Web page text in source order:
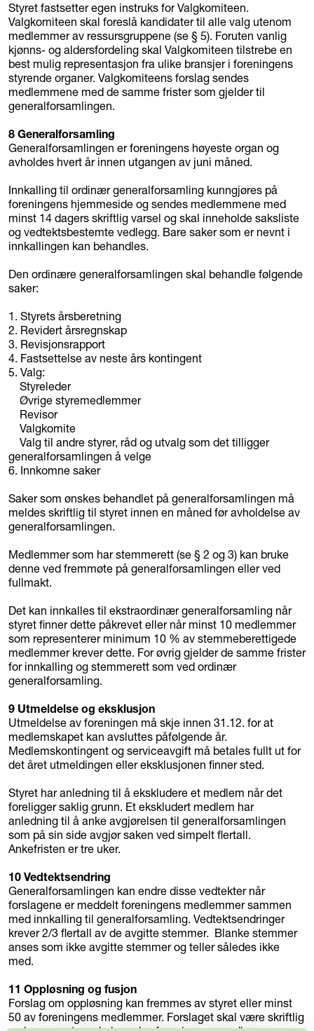
Styret fastsetter egen instruks for Valgkomiteen.
Valgkomiteen skal foreslå kandidater til alle valg utenom
medlemmer av ressursgruppene (se § 5). Foruten vanlig
kjønns- og aldersfordeling skal Valgkomiteen tilstrebe en
best mulig representasjon fra ulike bransjer i foreningens
styrende organer. Valgkomiteens forslag sendes
medlemmene med de samme frister som gjelder til
generalforsamlingen.
8 Generalforsamling
Generalforsamlingen er foreningens høyeste organ og
avholdes hvert år innen utgangen av juni måned.
Innkalling til ordinær generalforsamling kunngjøres på
foreningens hjemmeside og sendes medlemmene med
minst 14 dagers skriftlig varsel og skal inneholde saksliste
og vedtektsbestemte vedlegg. Bare saker som er nevnt i
innkallingen kan behandles.
Den ordinære generalforsamlingen skal behandle følgende
saker:
1. Styrets årsberetning
2. Revidert årsregnskap
3. Revisjonsrapport
4. Fastsettelse av neste års kontingent
5. Valg:
Styreleder
Øvrige styremedlemmer
Revisor
Valgkomite
Valg til andre styrer, råd og utvalg som det tilligger
generalforsamlingen å velge
6. Innkomne saker
Saker som ønskes behandlet på generalforsamlingen må
meldes skriftlig til styret innen en måned før avholdelse av
generalforsamlingen.
Medlemmer som har stemmerett (se § 2 og 3) kan bruke
denne ved fremmøte på generalforsamlingen eller ved
fullmakt.
Det kan innkalles til ekstraordinær generalforsamling når
styret finner dette påkrevet eller når minst 10 medlemmer
som representerer minimum 10 % av stemmeberettigede
medlemmer krever dette. For øvrig gjelder de samme frister
for innkalling og stemmerett som ved ordinær
generalforsamling.
9 Utmeldelse og eksklusjon
Utmeldelse av foreningen må skje innen 31.12. for at
medlemskapet kan avsluttes påfølgende år.
Medlemskontingent og serviceavgift må betales fullt ut for
det året utmeldingen eller eksklusjonen finner sted.
Styret har anledning til å ekskludere et medlem når det
foreligger saklig grunn. Et ekskludert medlem har
anledning til å anke avgjørelsen til generalforsamlingen
som på sin side avgjør saken ved simpelt flertall.
Ankefristen er tre uker.
10 Vedtektsendring
Generalforsamlingen kan endre disse vedtekter når
forslagene er meddelt foreningens medlemmer sammen
med innkalling til generalforsamling. Vedtektsendringer
krever 2/3 flertall av de avgitte stemmer. Blanke stemmer
anses som ikke avgitte stemmer og teller således ikke
med.
11 Oppløsning og fusjon
Forslag om oppløsning kan fremmes av styret eller minst
50 av foreningens medlemmer. Forslaget skal være skriftlig